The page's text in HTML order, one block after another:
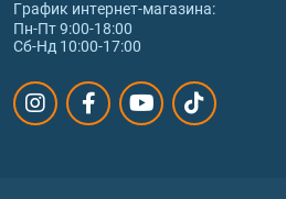
График интернет‑магазина:
Пн-Пт 9:00-18:00
Сб-Нд 10:00-17:00